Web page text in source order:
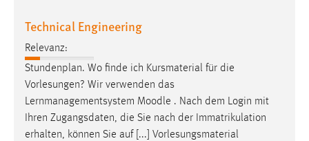
Technical Engineering
Relevanz:
Stundenplan. Wo finde ich Kursmaterial für die
Vorlesungen? Wir verwenden das
Lernmanagementsystem Moodle . Nach dem Login mit
Ihren Zugangsdaten, die Sie nach der Immatrikulation
erhalten, können Sie auf [...] Vorlesungsmaterial